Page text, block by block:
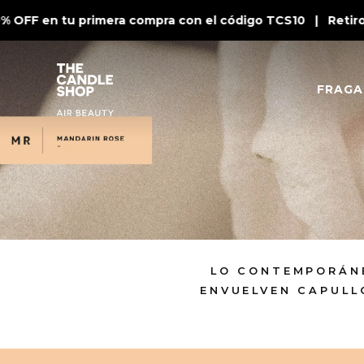
en tu primera compra con el código TCS10 | Retiro
LO
ENVUELVEN